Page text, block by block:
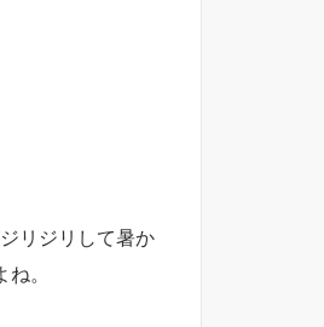
リジリして暑か
。